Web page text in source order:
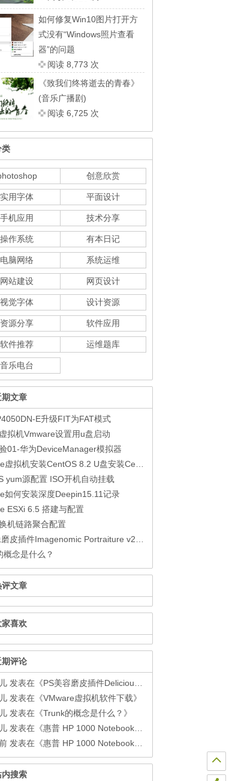
如何修复Win10图片打开方
式没有“Windows照片查看
器”的问题
阅读 8,773 次
《致我们终将逝去的青春》
(音乐广播剧)
阅读 6,725 次
类
创意欣赏
实用字体 平面设计
手机应用 技术分享
操作系统 有本日记
电脑网络 系统运维
网站建设 网页设计
视觉字体 设计资源
资源分享 软件应用
软件推荐 运维题库
音乐电台
期文章
E升级FIT为FAT模式
拟机Vmware设置用u盘启动
01-华为DeviceManager模拟器
yum源配置 ISO开机自动挂载
如何安装深度Deepin15.11记录
ESXi 6.5 搭建与配置
机链路聚合配置
概念是什么？
评文章
家喜欢
期评论
发表在《PS美容磨皮插件Delicious Retouch3下载
发表在《VMware虚拟机软件下载》
发表在《Trunk的概念是什么？ 》
发表在《惠普 HP 1000 Notebook PC安装黑苹果之windows环境下制作单个Clover安装U盘
发表在《惠普 HP 1000 Notebook PC安装黑苹果之windows环境下制作单个Clover安装U盘
内搜索